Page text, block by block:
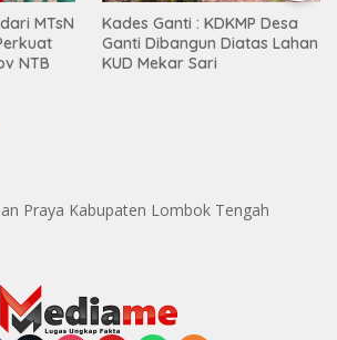
MTsN
NTB
Kades Ganti : KDKMP Desa
Ganti Dibangun Diatas Lahan
KUD Mekar Sari
Praya Kabupaten Lombok Tengah